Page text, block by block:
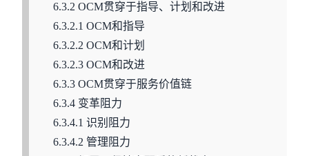
6.3.2 OCM贯穿于指导、计划和改进
6.3.2.1 OCM和指导
6.3.2.2 OCM和计划
6.3.2.3 OCM和改进
6.3.3 OCM贯穿于服务价值链
6.3.4 变革阻力
6.3.4.1 识别阻力
6.3.4.2 管理阻力